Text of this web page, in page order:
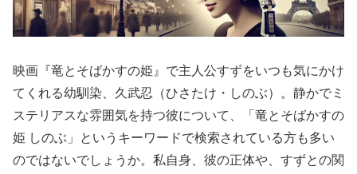
映画『竜とそばかすの姫』で主人公すずをいつも気にかけ
てくれる幼馴染、久武忍（ひさたけ・しのぶ）。静かでミ
ステリアスな雰囲気を持つ彼について、「竜とそばかすの
姫 しのぶ」というキーワードで検索されている方も多い
のではないでしょうか。私自身、彼の正体や、すずとの関